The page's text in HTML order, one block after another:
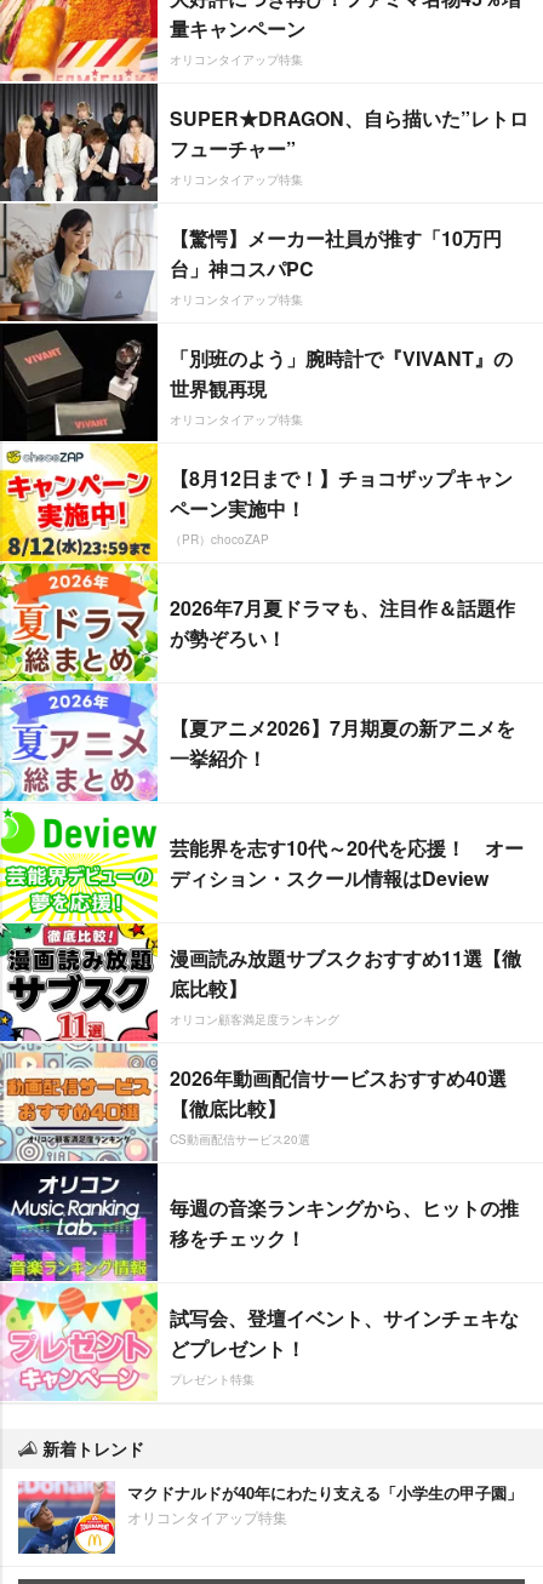
量キャンペーン
オリコンタイアップ特集
SUPER★DRAGON、自ら描いた”レトロ
フューチャー”
オリコンタイアップ特集
【驚愕】メーカー社員が推す「10万円
台」神コスパPC
オリコンタイアップ特集
「別班のよう」腕時計で『VIVANT』の
世界観再現
オリコンタイアップ特集
【8月12日まで！】チョコザップキャン
ペーン実施中！
（PR）chocoZAP
2026年7月夏ドラマも、注目作＆話題作
が勢ぞろい！
【夏アニメ2026】7月期夏の新アニメを
一挙紹介！
芸能界を志す10代～20代を応援！ オー
ディション・スクール情報はDeview
漫画読み放題サブスクおすすめ11選【徹
底比較】
オリコン顧客満足度ランキング
2026年動画配信サービスおすすめ40選
【徹底比較】
CS動画配信サービス20選
毎週の音楽ランキングから、ヒットの推
移をチェック！
試写会、登壇イベント、サインチェキな
どプレゼント！
プレゼント特集
新着トレンド
マクドナルドが40年にわたり支える「小学生の甲子園」
オリコンタイアップ特集